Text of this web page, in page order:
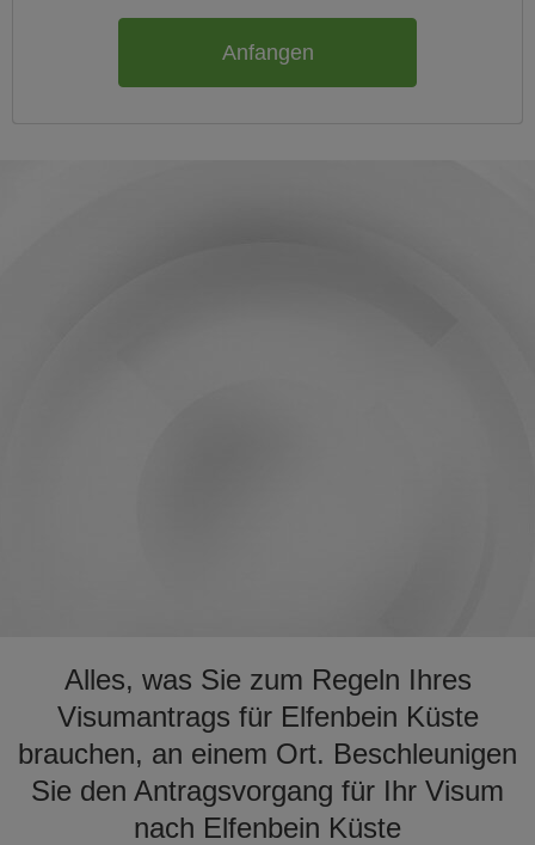
Anfangen
Alles, was Sie zum Regeln Ihres
Visumantrags für Elfenbein Küste
brauchen, an einem Ort. Beschleunigen
Sie den Antragsvorgang für Ihr Visum
nach Elfenbein Küste